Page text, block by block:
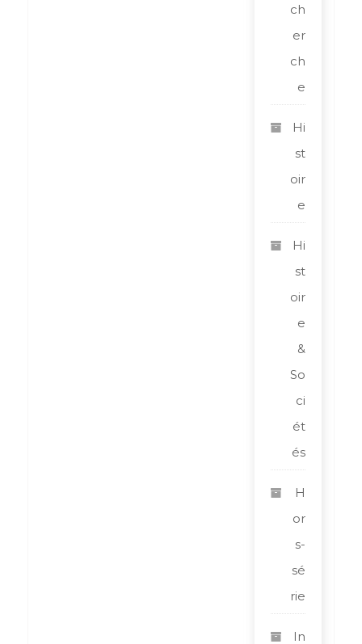
ch
er
ch
e
Hi
st
oir
e
Hi
st
oir
e
&
So
ci
ét
és
H
or
s-
sé
rie
In